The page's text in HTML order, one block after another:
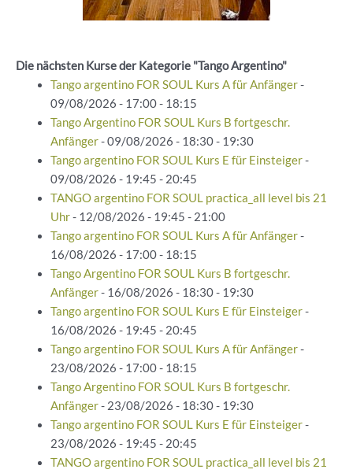
Die nächsten Kurse der Kategorie "Tango Argentino"
Tango argentino FOR SOUL Kurs A für Anfänger-
09/08/2026 - 17:00 - 18:15
Tango Argentino FOR SOUL Kurs B fortgeschr.
Anfänger- 09/08/2026 - 18:30 - 19:30
Tango argentino FOR SOUL Kurs E für Einsteiger-
09/08/2026 - 19:45 - 20:45
TANGO argentino FOR SOUL practica_all level bis 21
Uhr- 12/08/2026 - 19:45 - 21:00
Tango argentino FOR SOUL Kurs A für Anfänger-
16/08/2026 - 17:00 - 18:15
Tango Argentino FOR SOUL Kurs B fortgeschr.
Anfänger- 16/08/2026 - 18:30 - 19:30
Tango argentino FOR SOUL Kurs E für Einsteiger-
16/08/2026 - 19:45 - 20:45
Tango argentino FOR SOUL Kurs A für Anfänger-
23/08/2026 - 17:00 - 18:15
Tango Argentino FOR SOUL Kurs B fortgeschr.
Anfänger- 23/08/2026 - 18:30 - 19:30
Tango argentino FOR SOUL Kurs E für Einsteiger-
23/08/2026 - 19:45 - 20:45
TANGO argentino FOR SOUL practica_all level bis 21